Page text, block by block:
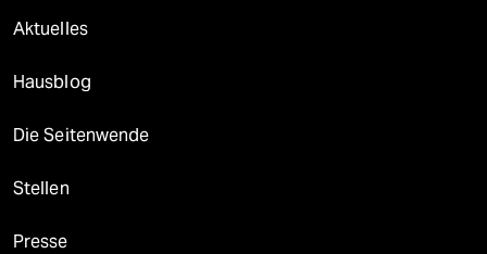
Aktuelles
Hausblog
Die Seitenwende
Stellen
Presse